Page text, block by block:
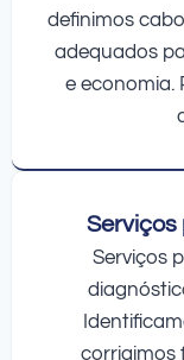
definimos
adequados
e economia.
Serviços
corrigimos